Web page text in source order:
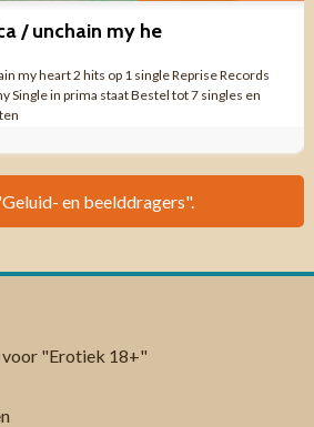
/ unchain my he
my heart 2 hits op 1 single Reprise Records
Single in prima staat Bestel tot 7 singles en
en beelddragers".
voor "Erotiek 18+"